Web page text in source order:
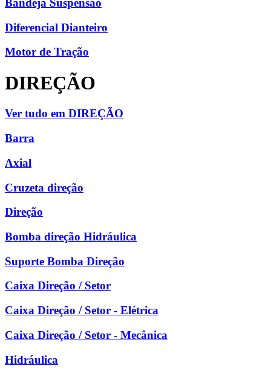
Bandeja Suspensão
Diferencial Dianteiro
Motor de Tração
DIREÇÃO
Ver tudo em DIREÇÃO
Barra
Axial
Cruzeta direção
Direção
Bomba direção Hidráulica
Suporte Bomba Direção
Caixa Direção / Setor
Caixa Direção / Setor - Elétrica
Caixa Direção / Setor - Mecânica
Hidráulica